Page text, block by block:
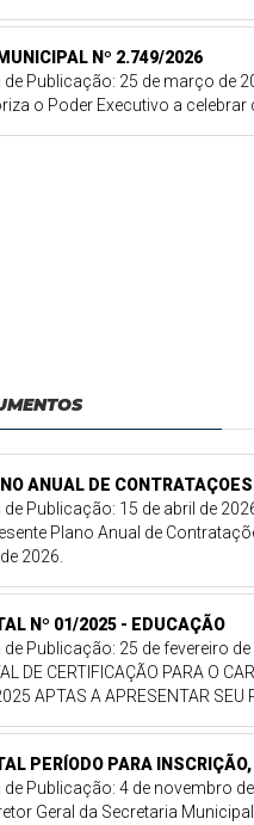
Nº 2.749/2026
de Publicação: 25 de março de
o Poder Executivo a
ANUAL DE CONTRATAÇOES
de Publicação: 15 de abril de
Plano Anual de
2026.
Nº 01/2025 - EDUCAÇÃO
de Publicação: 25 de fevereiro de
DE CERTIFICAÇÃO PARA O
APTAS A APRESENTAR SEU
PERÍODO PARA
de Publicação: 4 de novembro
Geral da Secretaria